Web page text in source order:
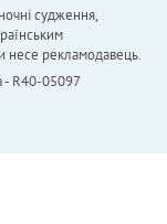
судження,
несе рекламодавець.
- R40-05097